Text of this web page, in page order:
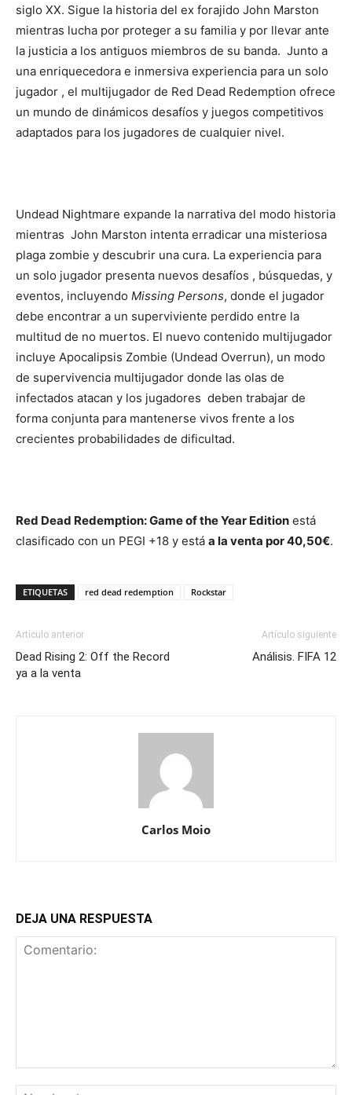
siglo XX. Sigue la historia del ex forajido John Marston
mientras lucha por proteger a su familia y por llevar ante
la justicia a los antiguos miembros de su banda. Junto a
una enriquecedora e inmersiva experiencia para un solo
jugador , el multijugador de Red Dead Redemption ofrece
un mundo de dinámicos desafíos y juegos competitivos
adaptados para los jugadores de cualquier nivel.
Undead Nightmare expande la narrativa del modo historia
mientras John Marston intenta erradicar una misteriosa
plaga zombie y descubrir una cura. La experiencia para
un solo jugador presenta nuevos desafíos , búsquedas, y
eventos, incluyendo Missing Persons, donde el jugador
debe encontrar a un superviviente perdido entre la
multitud de no muertos. El nuevo contenido multijugador
incluye Apocalipsis Zombie (Undead Overrun), un modo
de supervivencia multijugador donde las olas de
infectados atacan y los jugadores deben trabajar de
forma conjunta para mantenerse vivos frente a los
crecientes probabilidades de dificultad.
Red Dead Redemption: Game of the Year Edition está
clasificado con un PEGI +18 y está a la venta por 40,50€.
ETIQUETAS red dead redemption Rockstar
Artículo anterior
Dead Rising 2: Off the Record
ya a la venta
Artículo siguiente
Análisis. FIFA 12
Carlos Moio
DEJA UNA RESPUESTA